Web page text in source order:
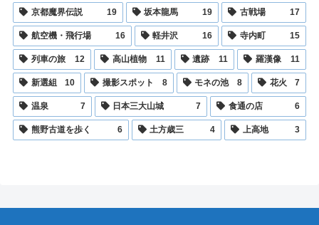
京都魔界伝説 19 坂本龍馬 19 古戦場 17
航空機・飛行場 16 軽井沢 16 寺内町 15
列車の旅 12 高山植物 11 遺跡 11 羅漢像 11
新選組 10 撮影スポット 8 モネの池 8 花火 7
温泉 7 日本三大山城 7 食通の店 6
熊野古道を歩く 6 土方歳三 4 上高地 3